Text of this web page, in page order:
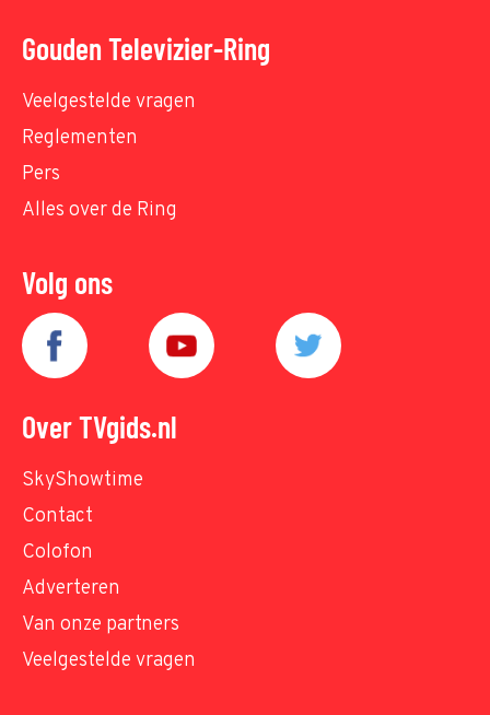
Gouden Televizier-Ring
Veelgestelde vragen
Reglementen
Pers
Alles over de Ring
Volg ons
Over TVgids.nl
SkyShowtime
Contact
Colofon
Adverteren
Van onze partners
Veelgestelde vragen